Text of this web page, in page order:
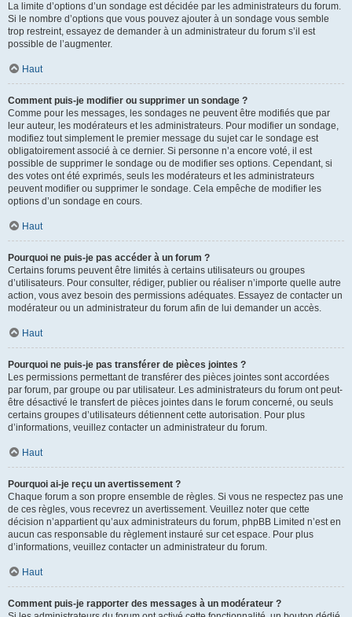
La limite d’options d’un sondage est décidée par les administrateurs du forum.
Si le nombre d’options que vous pouvez ajouter à un sondage vous semble
trop restreint, essayez de demander à un administrateur du forum s’il est
possible de l’augmenter.
Haut
Comment puis-je modifier ou supprimer un sondage ?
Comme pour les messages, les sondages ne peuvent être modifiés que par
leur auteur, les modérateurs et les administrateurs. Pour modifier un sondage,
modifiez tout simplement le premier message du sujet car le sondage est
obligatoirement associé à ce dernier. Si personne n’a encore voté, il est
possible de supprimer le sondage ou de modifier ses options. Cependant, si
des votes ont été exprimés, seuls les modérateurs et les administrateurs
peuvent modifier ou supprimer le sondage. Cela empêche de modifier les
options d’un sondage en cours.
Haut
Pourquoi ne puis-je pas accéder à un forum ?
Certains forums peuvent être limités à certains utilisateurs ou groupes
d’utilisateurs. Pour consulter, rédiger, publier ou réaliser n’importe quelle autre
action, vous avez besoin des permissions adéquates. Essayez de contacter un
modérateur ou un administrateur du forum afin de lui demander un accès.
Haut
Pourquoi ne puis-je pas transférer de pièces jointes ?
Les permissions permettant de transférer des pièces jointes sont accordées
par forum, par groupe ou par utilisateur. Les administrateurs du forum ont peut-
être désactivé le transfert de pièces jointes dans le forum concerné, ou seuls
certains groupes d’utilisateurs détiennent cette autorisation. Pour plus
d’informations, veuillez contacter un administrateur du forum.
Haut
Pourquoi ai-je reçu un avertissement ?
Chaque forum a son propre ensemble de règles. Si vous ne respectez pas une
de ces règles, vous recevrez un avertissement. Veuillez noter que cette
décision n’appartient qu’aux administrateurs du forum, phpBB Limited n’est en
aucun cas responsable du règlement instauré sur cet espace. Pour plus
d’informations, veuillez contacter un administrateur du forum.
Haut
Comment puis-je rapporter des messages à un modérateur ?